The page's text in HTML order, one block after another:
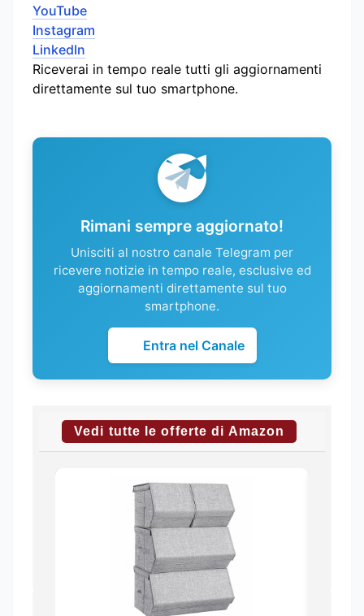
YouTube
Instagram
LinkedIn
Riceverai in tempo reale tutti gli aggiornamenti
direttamente sul tuo smartphone.
Rimani sempre aggiornato!
Unisciti al nostro canale Telegram per
ricevere notizie in tempo reale, esclusive ed
aggiornamenti direttamente sul tuo
smartphone.
Entra nel Canale